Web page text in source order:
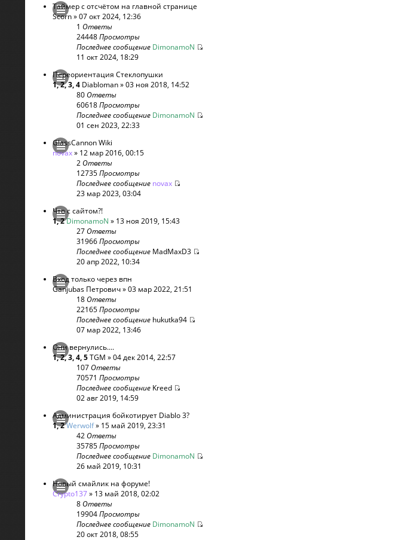
Таймер с отсчётом на главной странице
Scorn» 07 окт 2024, 12:36
1 Ответы
24448Просмотры
Последнее сообщение DimonamoN
11 окт 2024, 18:29
Переориентация Стеклопушки
1,2,3,4 Diabloman» 03 ноя 2018, 14:52
80Ответы
60618Просмотры
Последнее сообщение DimonamoN
01 сен 2023, 22:33
GlassCannon Wiki
novax» 12 мар 2016, 00:15
2Ответы
12735Просмотры
Последнее сообщение novax
23 мар 2023, 03:04
Что с сайтом?!
1,2DimonamoN » 13 ноя 2019, 15:43
27Ответы
31966Просмотры
Последнее сообщение MadMaxD3
20 апр 2022, 10:34
Вход только через впн
Ganjubas Петрович» 03 мар 2022, 21:51
18Ответы
22165Просмотры
Последнее сообщение hukutka94
07 мар 2022, 13:46
Они вернулись....
1,2,3,4,5TGM » 04 дек 2014, 22:57
107Ответы
70571 Просмотры
Последнее сообщение Kreed
02 авг 2019, 14:59
Администрация бойкотирует Diablo 3?
1,2Werwolf» 15 май 2019, 23:31
42Ответы
35785Просмотры
Последнее сообщение DimonamoN
26 май 2019, 10:31
Новый смайлик на форуме!
Crypto137» 13 май 2018, 02:02
8Ответы
19904Просмотры
Последнее сообщение DimonamoN
20 окт 2018, 08:55